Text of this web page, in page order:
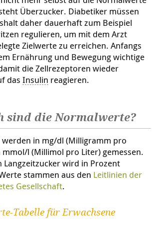
Überzucker. Diabetiker müssen
daher dauerhaft zum Beispiel
regulieren, um mit dem Arzt
Zielwerte zu erreichen. Anfangs
Ernährung und Bewegung wichtige
die Zellrezeptoren wieder
das Insulin reagieren.
sind die Normalwerte?
in mg/dl (Milligramm pro
l (Millimol pro Liter) gemessen.
Langzeitzucker wird in Prozent
stammen aus den Leitlinien der
Gesellschaft.
Tabelle für Erwachsene